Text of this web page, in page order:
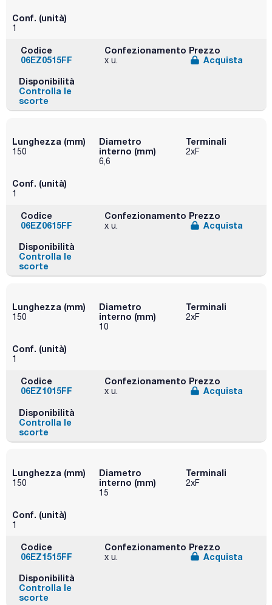
Conf. (unità)
1
Codice
06EZ0515FF
Confezionamento
x u.
Prezzo
Acquista
Disponibilità
Controlla le
scorte
Lunghezza (mm)
150
Diametro
interno (mm)
6,6
Terminali
2xF
Conf. (unità)
1
Codice
06EZ0615FF
Confezionamento
x u.
Prezzo
Acquista
Disponibilità
Controlla le
scorte
Lunghezza (mm)
150
Diametro
interno (mm)
10
Terminali
2xF
Conf. (unità)
1
Codice
06EZ1015FF
Confezionamento
x u.
Prezzo
Acquista
Disponibilità
Controlla le
scorte
Lunghezza (mm)
150
Diametro
interno (mm)
15
Terminali
2xF
Conf. (unità)
1
Codice
06EZ1515FF
Confezionamento
x u.
Prezzo
Acquista
Disponibilità
Controlla le
scorte